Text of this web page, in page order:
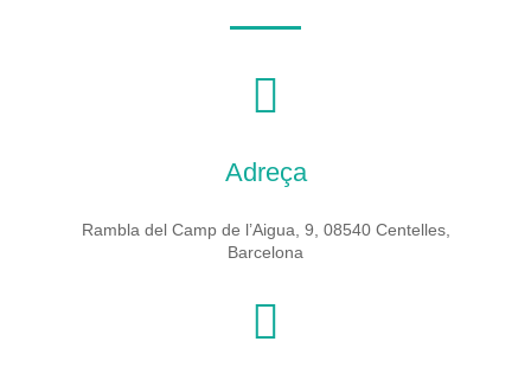
Adreça
Rambla del Camp de l’Aigua, 9, 08540 Centelles,
Barcelona